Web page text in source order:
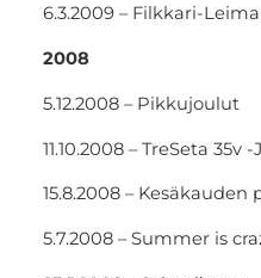
6.3.2009 – Filkkari-
2008
5.12.2008 – Pikkujoulut
11.10.2008 – TreSeta
15.8.2008 – Kesäkauden
5.7.2008 – Summer is